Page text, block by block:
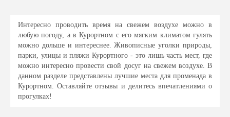
Интересно проводить время на свежем воздухе можно в
любую погоду, а в Курортном с его мягким климатом гулять
можно дольше и интереснее. Живописные уголки природы,
парки, улицы и пляжи Курортного - это лишь часть мест, где
можно интересно провести свой досуг на свежем воздухе. В
данном разделе представлены лучшие места для променада в
Курортном. Оставляйте отзывы и делитесь впечатлениями о
прогулках!